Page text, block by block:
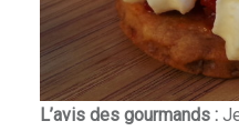
L’avis des gourmands :